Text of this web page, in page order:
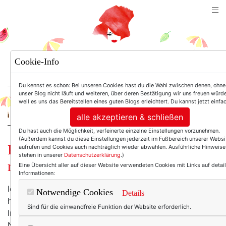
For Women. Not Girls.
Frauen ab 60: Das Montagsinterview
mit Etelka Kovacs-Koller.
Ich kenne Etelka Kovacs-Koller nicht persönlich. Ich
habe sie nie getroffen, nie mit ihr gesprochen. Das
Interview kam auf Vermittlung einer langjährigen
Cookie-Info
Du kennst es schon: Bei unseren Cookies hast du die Wahl zwischen denen,
unser Blog nicht läuft und weiteren, über deren Bestätigung wir uns freuen
weil es uns das Bereitstellen eines guten Blogs erleichtert. Du kannst jetzt
alle akzeptieren & schließen
Du hast auch die Möglichkeit, verfeinerte einzelne Einstellungen vorzunehmen.
(Außerdem kannst du diese Einstellungen jederzeit im Fußbereich unserer
aufrufen und Cookies auch nachträglich wieder abwählen. Ausführliche Hinweise
stehen in unserer Datenschutzerklärung.)
Eine Übersicht aller auf dieser Website verwendeten Cookies mit Links auf
Informationen:
Notwendige Cookies Details
Sind für die einwandfreie Funktion der Website erforderlich.